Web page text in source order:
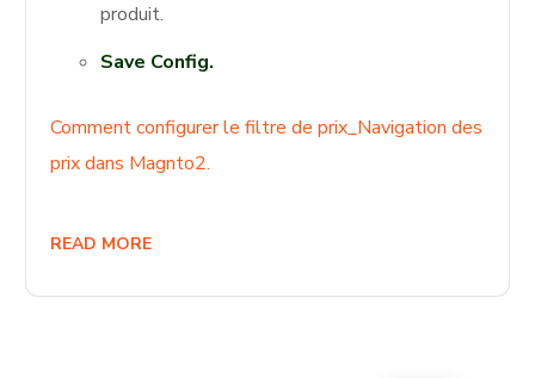
produit.
Save Config.
Comment configurer le filtre de prix_Navigation des
prix dans Magnto2.
READ MORE